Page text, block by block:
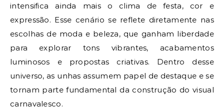
intensifica ainda mais o clima de festa, cor e
expressão. Esse cenário se reflete diretamente nas
escolhas de moda e beleza, que ganham liberdade
para explorar tons vibrantes, acabamentos
luminosos e propostas criativas. Dentro desse
universo, as unhas assumem papel de destaque e se
tornam parte fundamental da construção do visual
carnavalesco.